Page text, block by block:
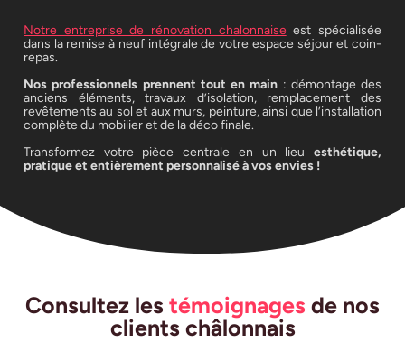
Notre entreprise de rénovation chalonnaiseest spécialisée
dans la remise à neuf intégrale de votre espace séjour et coin-
repas.
Nos professionnels prennent tout en main : démontage des
anciens éléments, travaux d’isolation, remplacement des
revêtements au sol et aux murs, peinture, ainsi que l’installation
complète du mobilier et de la déco finale.
Transformez votre pièce centrale en un lieu esthétique,
pratique et entièrement personnalisé à vos envies !
Consultez les témoignages de nos
clients châlonnais